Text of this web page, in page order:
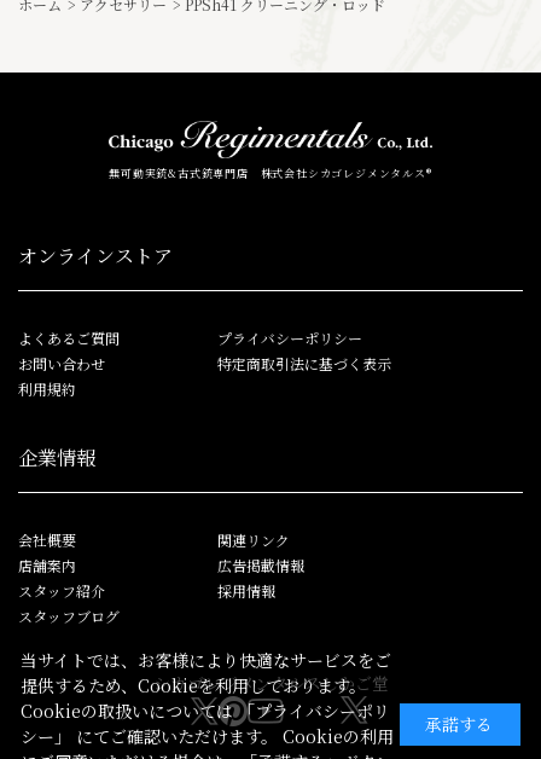
無可動実銃&古式銃専門店 株式会社シカゴレジメンタルス®
オンラインストア
よくあるご質問
お問い合わせ
利用規約
プライバシーポリシー
特定商取引法に基づく表示
企業情報
会社概要
店舗案内
スタッフ紹介
スタッフブログ
関連リンク
広告掲載情報
採用情報
シカゴレジメンタルスしかご堂
当サイトでは、お客様により快適なサービスをご
提供するため、Cookieを利用しております。
Cookieの取扱いについては「プライバシーポリ
シー」
にてご確認いただけます。 Cookieの利用
承諾する